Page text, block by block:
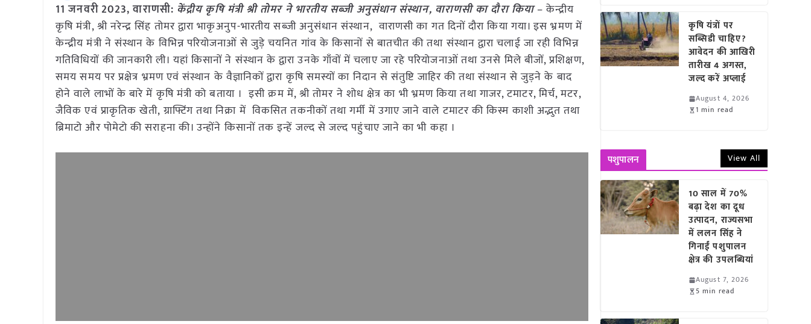
11 जनवरी 2023, वाराणसी: केंद्रीय कृषि मंत्री श्री तोमर ने भारतीय सब्जी अनुसंधान संस्थान, वाराणसी का दौरा किया– केन्द्रीय
कृषि मंत्री, श्री नरेन्द्र सिंह तोमर द्वारा भाकृअनुप-भारतीय सब्जी अनुसंधान संस्थान, वाराणसी का गत दिनों दौरा किया गया। इस भ्रमण में
केन्द्रीय मंत्री ने संस्थान के विभिन्न परियोजनाओं से जुड़े चयनित गांव के किसानों से बातचीत की तथा संस्थान द्वारा चलाई जा रही विभिन्न
गतिविधियों की जानकारी ली। यहां किसानों ने संस्थान के द्वारा उनके गाँवों में चलाए जा रहे परियोजनाओं तथा उनसे मिले बीजों, प्रशिक्षण,
समय समय पर प्रक्षेत्र भ्रमण एवं संस्थान के वैज्ञानिकों द्वारा कृषि समस्यों का निदान से संतुष्टि जाहिर की तथा संस्थान से जुड़ने के बाद
होने वाले लाभों के बारे में कृषि मंत्री को बताया । इसी क्रम में, श्री तोमर ने शोध क्षेत्र का भी भ्रमण किया तथा गाजर, टमाटर, मिर्च, मटर,
जैविक एवं प्राकृतिक खेती, ग्राफ्टिंग तथा निक्रा में विकसित तकनीकों तथा गर्मी में उगाए जाने वाले टमाटर की किस्म काशी अद्भुत तथा
ब्रिमाटो और पोमेटो की सराहना की। उन्होंने किसानों तक इन्हें जल्द से जल्द पहुंचाए जाने का भी कहा ।
कृषि यंत्रों पर
सब्सिडी चाहिए?
आवेदन की आखिरी
तारीख 4 अगस्त,
जल्द करें अप्लाई
August 4, 2026
1 min read
पशुपालन View All
10 साल में 70%
बढ़ा देश का दूध
उत्पादन, राज्यसभा
में ललन सिंह ने
गिनाईं पशुपालन
क्षेत्र की उपलब्धियां
August 7, 2026
5 min read